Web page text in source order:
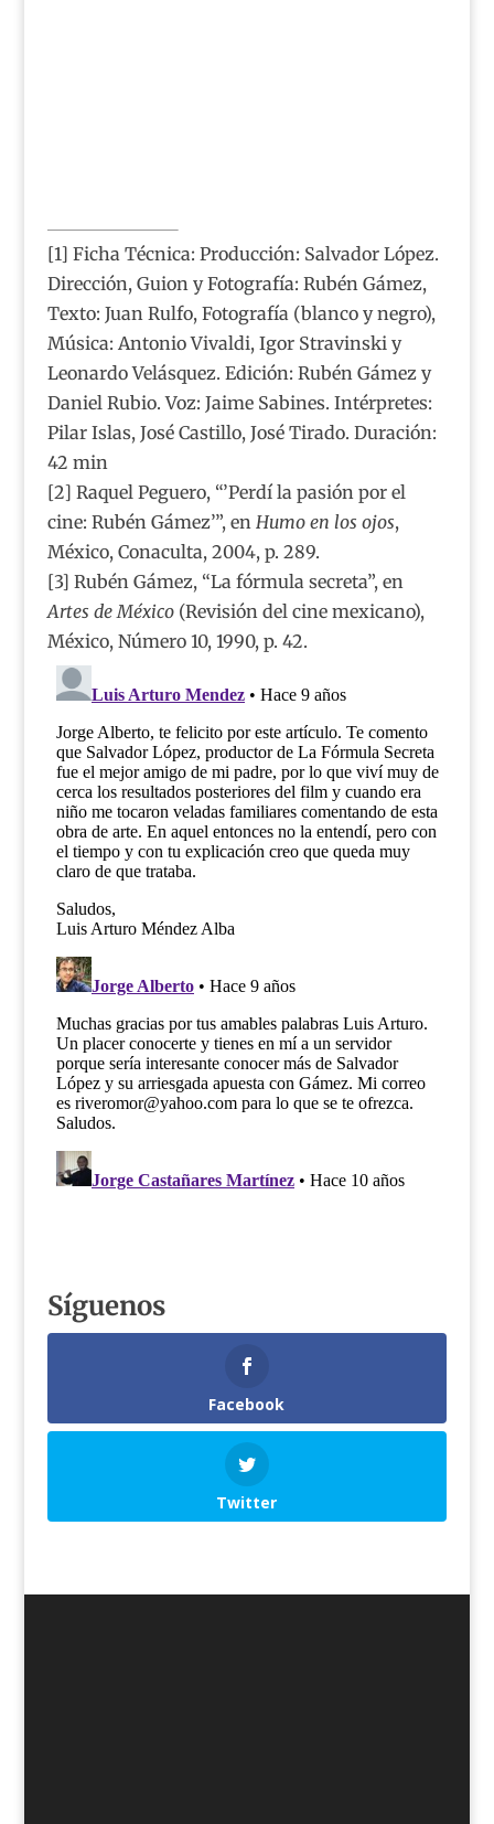
[1] Ficha Técnica: Producción: Salvador López.
Dirección, Guion y Fotografía: Rubén Gámez,
Texto: Juan Rulfo, Fotografía (blanco y negro),
Música: Antonio Vivaldi, Igor Stravinski y
Leonardo Velásquez. Edición: Rubén Gámez y
Daniel Rubio. Voz: Jaime Sabines. Intérpretes:
Pilar Islas, José Castillo, José Tirado. Duración:
42 min
[2] Raquel Peguero, “’Perdí la pasión por el
cine: Rubén Gámez’”, en Humo en los ojos,
México, Conaculta, 2004, p. 289.
[3] Rubén Gámez, “La fórmula secreta”, en
Artes de México (Revisión del cine mexicano),
México, Número 10, 1990, p. 42.
Síguenos
Facebook
Twitter